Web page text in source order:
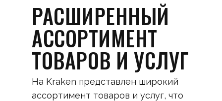
РАСШИРЕННЫЙ
АССОРТИМЕНТ
ТОВАРОВ И УСЛУГ
На Kraken представлен широкий
ассортимент товаров и услуг, что